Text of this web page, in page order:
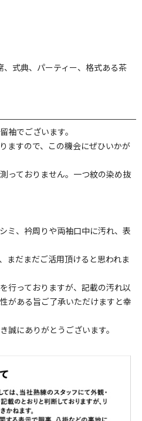
、式典、パーティー、格式ある茶
袖でございます。
ますので、この機会にぜひいかが
っておりません。一つ紋の染め抜
ミ、衿周りや両袖口中に汚れ、表
まだまだご活用頂けると思われま
行っておりますが、記載の汚れ以
がある旨ご了承いただけますと幸
誠にありがとうございます。